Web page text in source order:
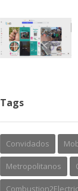
Tags
Convidados
Metropolitanos
Combustion2Electric